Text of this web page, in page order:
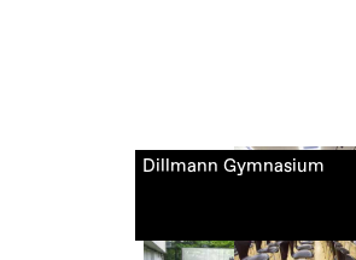
Dillmann Gymnasium